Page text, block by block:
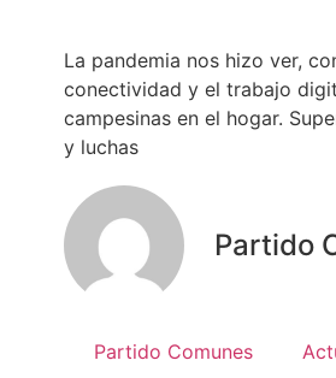
La pandemia nos hizo ver,
conectividad y el trabajo
campesinas en el hogar.
y luchas
Partido
Partido Comunes